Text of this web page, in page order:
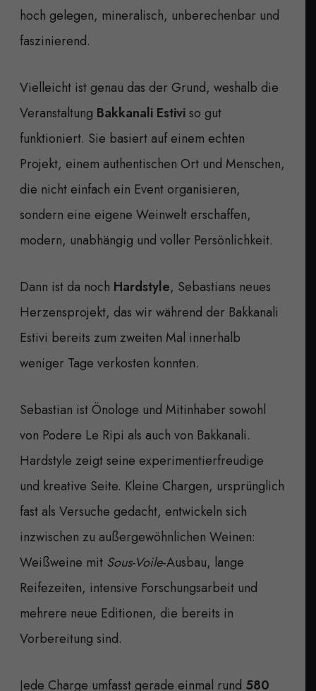
hoch gelegen, mineralisch, unberechenbar und
faszinierend.
Vielleicht ist genau das der Grund, weshalb die
Veranstaltung Bakkanali Estiviso gut
funktioniert. Sie basiert auf einem echten
Projekt, einem authentischen Ort und Menschen,
die nicht einfach ein Event organisieren,
sondern eine eigene Weinwelt erschaffen,
modern, unabhängig und voller Persönlichkeit.
Dann ist da noch Hardstyle, Sebastians neues
Herzensprojekt, das wir während der Bakkanali
Estivi bereits zum zweiten Mal innerhalb
weniger Tage verkosten konnten.
Sebastian ist Önologe und Mitinhaber sowohl
von Podere Le Ripi als auch von Bakkanali.
Hardstyle zeigt seine experimentierfreudige
und kreative Seite. Kleine Chargen, ursprünglich
fast als Versuche gedacht, entwickeln sich
inzwischen zu außergewöhnlichen Weinen:
Weißweine mit Sous-Voile-Ausbau, lange
Reifezeiten, intensive Forschungsarbeit und
mehrere neue Editionen, die bereits in
Vorbereitung sind.
Jede Charge umfasst gerade einmal rund 580